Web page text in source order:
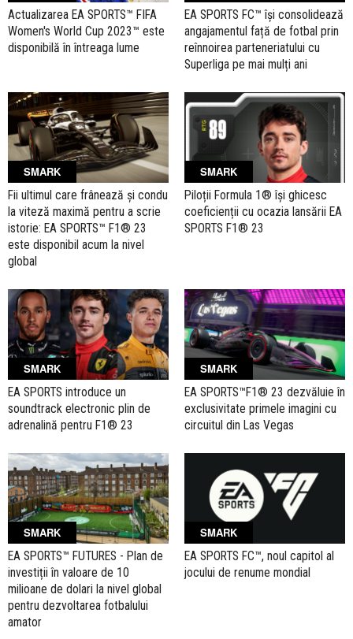
Actualizarea EA SPORTS™ FIFA
Women's World Cup 2023™ este
disponibilă în întreaga lume
EA SPORTS FC™ își consolidează
angajamentul față de fotbal prin
reînnoirea parteneriatului cu
Superliga pe mai mulți ani
SMARK
Fii ultimul care frânează și condu
la viteză maximă pentru a scrie
istorie: EA SPORTS™ F1® 23
este disponibil acum la nivel
global
SMARK
Piloții Formula 1® își ghicesc
coeficienții cu ocazia lansării EA
SPORTS F1® 23
SMARK
EA SPORTS introduce un
soundtrack electronic plin de
adrenalină pentru F1® 23
SMARK
EA SPORTS™F1® 23 dezvăluie în
exclusivitate primele imagini cu
circuitul din Las Vegas
SMARK
EA SPORTS™ FUTURES - Plan de
investiții în valoare de 10
milioane de dolari la nivel global
pentru dezvoltarea fotbalului
amator
SMARK
EA SPORTS FC™, noul capitol al
jocului de renume mondial